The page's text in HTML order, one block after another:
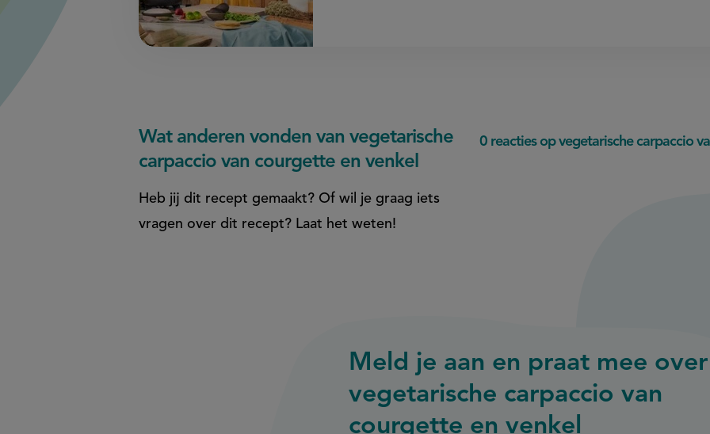
Wat anderen vonden van vegetarische
carpaccio van courgette en venkel
Heb jij dit recept gemaakt? Of wil je graag iets
vragen over dit recept? Laat het weten!
0 reacties op vegetarische carpaccio
Meld je aan en praat mee over
vegetarische carpaccio van
courgette en venkel